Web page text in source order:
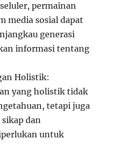
permainan
media sosial dapat
generasi
informasi tentang
Holistik:
yang holistik tidak
tetapi juga
dan
untuk